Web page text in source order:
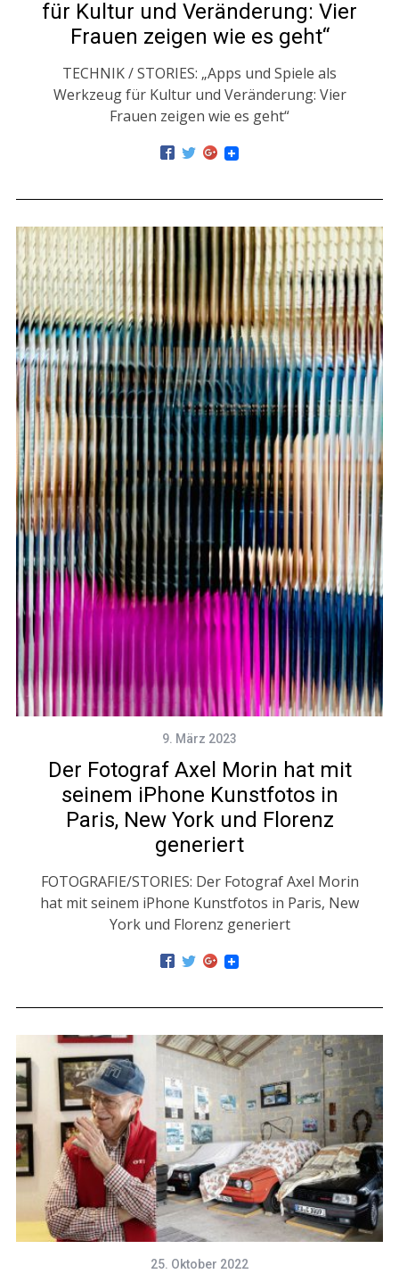
für Kultur und Veränderung: Vier
Frauen zeigen wie es geht“
TECHNIK / STORIES: „Apps und Spiele als
Werkzeug für Kultur und Veränderung: Vier
Frauen zeigen wie es geht“
9. März 2023
Der Fotograf Axel Morin hat mit
seinem iPhone Kunstfotos in
Paris, New York und Florenz
generiert
FOTOGRAFIE/STORIES: Der Fotograf Axel Morin
hat mit seinem iPhone Kunstfotos in Paris, New
York und Florenz generiert
25. Oktober 2022